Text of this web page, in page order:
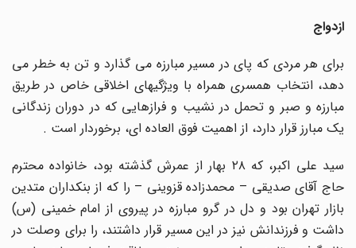
ازدواج
برای هر مردی که پای در مسیر مبارزه می گذارد و تن به خطر می
دهد، انتخاب همسری همراه با ویژگیهای اخلاقی خاص در طریق
مبارزه و صبر و تحمل در نشیب و فرازهایی که در دوران زندگانی
یک مبارز قرار دارد، از اهمیت فوق العاده ای، برخوردار است .
سید علی اکبر، که ۲۸ بهار از عمرش گذشته بود، خانواده محترم
حاج آقای صدیقی – محمدزاده قزوینی – را که از بنکداران متدین
بازار تهران بود و دل در گرو مبارزه در پیروی از امام خمینی (س)
داشت و فرزندانش نیز در این مسیر قرار داشتند، را برای وصلت در